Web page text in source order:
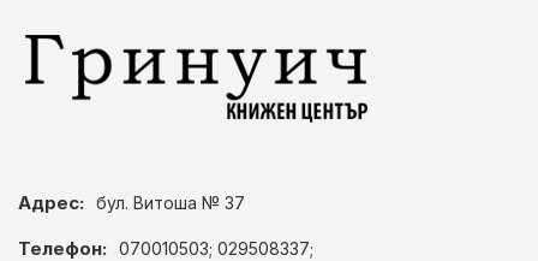
Адрес: бул. Витоша № 37
Телефон: 070010503; 029508337;